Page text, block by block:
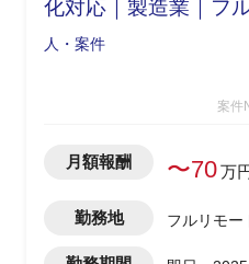
化対応｜製造業｜フ
人・案件
案件
月額報酬 〜70万
勤務地 フルリモー